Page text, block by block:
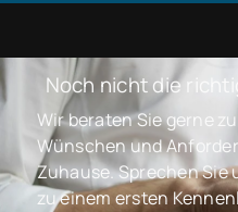
Noch nicht die
Wir beraten Sie gerne
Wünschen und
Zuhause. Sprechen
zu einem ersten